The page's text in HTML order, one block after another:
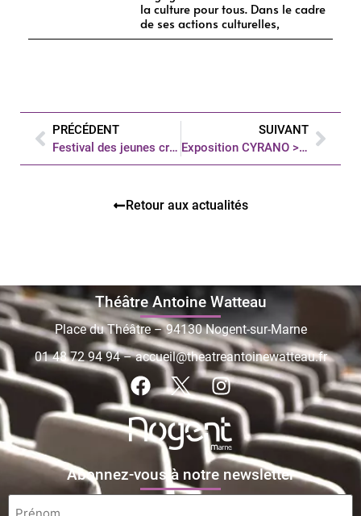
la culture pour tous. Dans le cadre
de ses actions culturelles,
PRÉCÉDENT
Festival des jeunes créateurs > candidatures ouvertes jusqu’au 31 mars
SUIVANT
Exposition CYRANO > dessins de Rébecca Dautremer
Retour aux actualités
Théâtre Antoine Watteau
Place du Théâtre – 94130 Nogent-sur-Marne
01 48 72 94 94–accueil@theatreantoinewatteau.fr
Abonnez-vous à notre newsletter
Prénom